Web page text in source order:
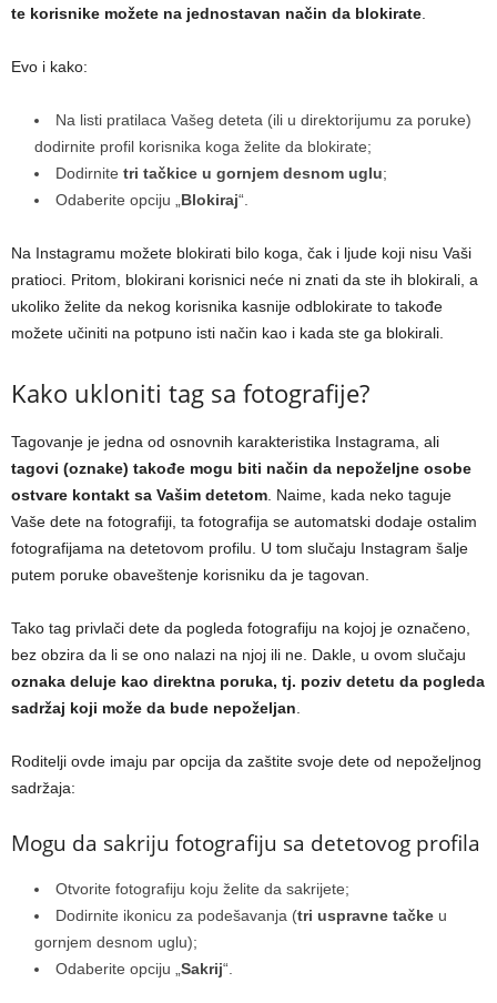
te korisnike možete na jednostavan način da blokirate
Evo i kako:
Na listi pratilaca Vašeg deteta (ili u direktorijumu za poruke)
dodirnite profil korisnika koga želite da blokirate;
Dodirnite tri tačkice u gornjem desnom uglu;
Odaberite opciju „ Blokiraj“.
Na Instagramu možete blokirati bilo koga, čak i ljude koji nisu Vaši
pratioci. Pritom, blokirani korisnici neće ni znati da ste ih blokirali, a
ukoliko želite da nekog korisnika kasnije odblokirate to takođe
možete učiniti na potpuno isti način kao i kada ste ga blokirali.
Kako ukloniti tag sa fotografije?
Tagovanje je jedna od osnovnih karakteristika Instagrama, ali
tagovi (oznake) takođe mogu biti način da nepoželjne osobe
ostvare kontakt sa Vašim detetom . Naime, kada neko taguje
Vaše dete na fotografiji, ta fotografija se automatski dodaje ostalim
fotografijama na detetovom profilu. U tom slučaju Instagram šalje
putem poruke obaveštenje korisniku da je tagovan.
Tako tag privlači dete da pogleda fotografiju na kojoj je označeno,
bez obzira da li se ono nalazi na njoj ili ne. Dakle, u ovom slučaju
oznaka deluje kao direktna poruka, tj. poziv detetu da pogleda
sadržaj koji može da bude nepoželjan
Roditelji ovde imaju par opcija da zaštite svoje dete od nepoželjnog
sadržaja:
Mogu da sakriju fotografiju sa detetovog profila
Otvorite fotografiju koju želite da sakrijete;
Dodirnite ikonicu za podešavanja (tri uspravne tačke u
gornjem desnom uglu);
Odaberite opciju „ Sakrij“.